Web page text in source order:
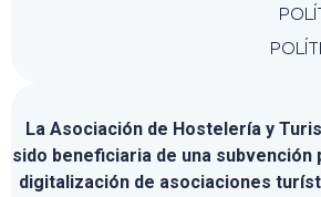
La Asociación de Hostelería y
sido beneficiaria de una subvención
digitalización de asociaciones